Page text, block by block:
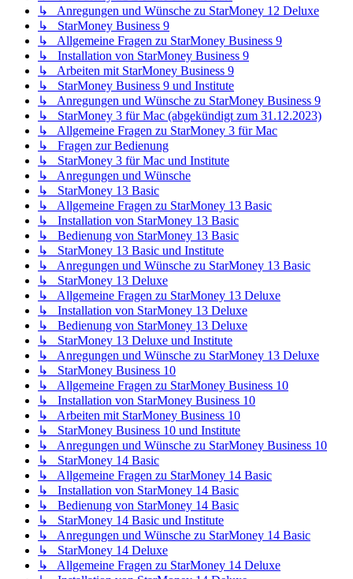
↳ Anregungen und Wünsche zu StarMoney 12 Deluxe
↳ StarMoney Business 9
↳ Allgemeine Fragen zu StarMoney Business 9
↳ Installation von StarMoney Business 9
↳ Arbeiten mit StarMoney Business 9
↳ StarMoney Business 9 und Institute
↳ Anregungen und Wünsche zu StarMoney Business 9
↳ StarMoney 3 für Mac (abgekündigt zum 31.12.2023)
↳ Allgemeine Fragen zu StarMoney 3 für Mac
↳ Fragen zur Bedienung
↳ StarMoney 3 für Mac und Institute
↳ Anregungen und Wünsche
↳ StarMoney 13 Basic
↳ Allgemeine Fragen zu StarMoney 13 Basic
↳ Installation von StarMoney 13 Basic
↳ Bedienung von StarMoney 13 Basic
↳ StarMoney 13 Basic und Institute
↳ Anregungen und Wünsche zu StarMoney 13 Basic
↳ StarMoney 13 Deluxe
↳ Allgemeine Fragen zu StarMoney 13 Deluxe
↳ Installation von StarMoney 13 Deluxe
↳ Bedienung von StarMoney 13 Deluxe
↳ StarMoney 13 Deluxe und Institute
↳ Anregungen und Wünsche zu StarMoney 13 Deluxe
↳ StarMoney Business 10
↳ Allgemeine Fragen zu StarMoney Business 10
↳ Installation von StarMoney Business 10
↳ Arbeiten mit StarMoney Business 10
↳ StarMoney Business 10 und Institute
↳ Anregungen und Wünsche zu StarMoney Business 10
↳ StarMoney 14 Basic
↳ Allgemeine Fragen zu StarMoney 14 Basic
↳ Installation von StarMoney 14 Basic
↳ Bedienung von StarMoney 14 Basic
↳ StarMoney 14 Basic und Institute
↳ Anregungen und Wünsche zu StarMoney 14 Basic
↳ StarMoney 14 Deluxe
↳ Allgemeine Fragen zu StarMoney 14 Deluxe